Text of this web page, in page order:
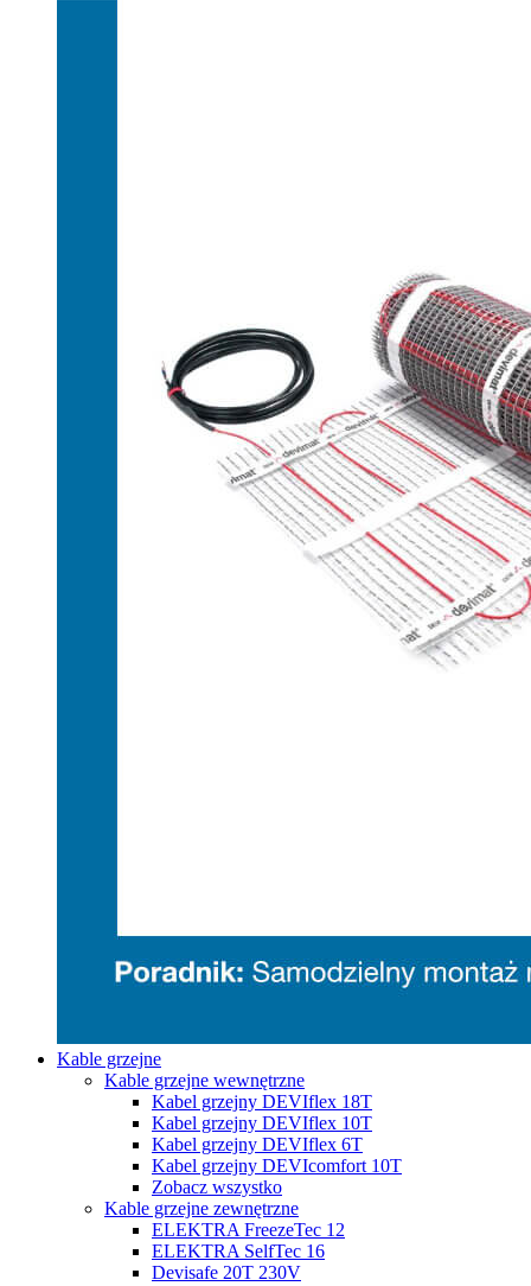
Kable grzejne
Kable grzejne wewnętrzne
Kabel grzejny DEVIflex 18T
Kabel grzejny DEVIflex 10T
Kabel grzejny DEVIflex 6T
Kabel grzejny DEVIcomfort 10T
Zobacz wszystko
Kable grzejne zewnętrzne
ELEKTRA FreezeTec 12
ELEKTRA SelfTec 16
Devisafe 20T 230V